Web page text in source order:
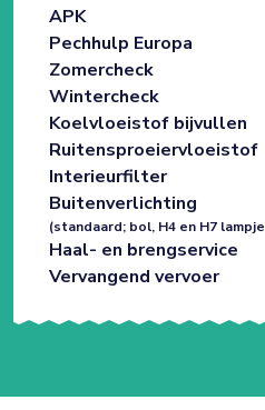
APK
Pechhulp Europa
Zomercheck
Wintercheck
Koelvloeistof bijvullen
Ruitensproeiervloeistof
Interieurfilter
Buitenverlichting
(standaard; bol, H4 en H7
Haal- en brengservice
Vervangend vervoer